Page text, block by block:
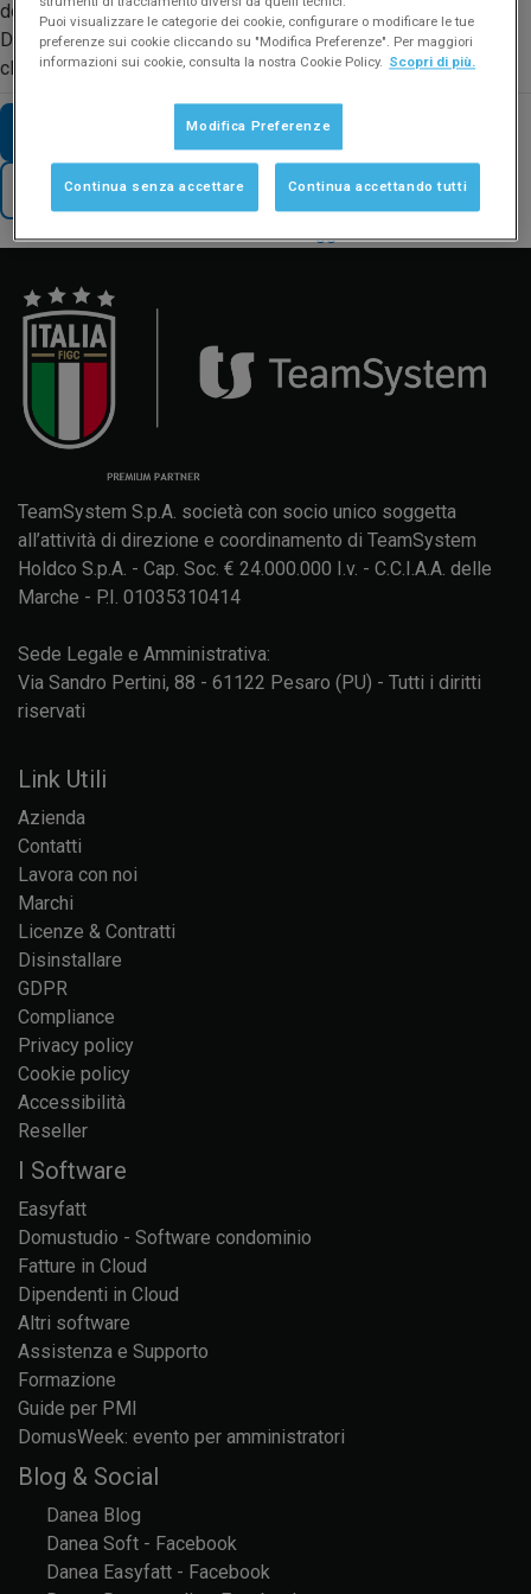
documenti di competenza tramite il pulsante Stampa >
Documento > E-mail > Opzioni > Modelli messaggi > Nuovo >
cliccare sul pulsante 'Allegati' e richiamare il Pdf.
VAI AD ALTRE FAQ SUL TEMA
TORNA AL SUPPORTO
Manuale d'uso Formazione Aggiornamenti
TeamSystem S.p.A. società con socio unico soggetta
all’attività di direzione e coordinamento di TeamSystem
Holdco S.p.A. - Cap. Soc. € 24.000.000 I.v. - C.C.I.A.A. delle
Marche - P.I. 01035310414
Sede Legale e Amministrativa:
Via Sandro Pertini, 88 - 61122 Pesaro (PU) - Tutti i diritti
riservati
Link Utili
Azienda
Contatti
Lavora con noi
Marchi
Licenze & Contratti
Disinstallare
GDPR
Compliance
Privacy policy
Cookie policy
Accessibilità
Reseller
I Software
Easyfatt
Domustudio - Software condominio
Fatture in Cloud
Dipendenti in Cloud
Altri software
Assistenza e Supporto
Formazione
Guide per PMI
DomusWeek: evento per amministratori
Blog & Social
Danea Blog
Danea Soft - Facebook
Danea Easyfatt - Facebook
Puoi visualizzare le categorie dei cookie, configurare o modificare le tue
preferenze sui cookie cliccando su "Modifica Preferenze". Per maggiori
informazioni sui cookie, consulta la nostra Cookie Policy. Scopri di più.
Modifica Preferenze
Continua senza accettare Continua accettando tutti